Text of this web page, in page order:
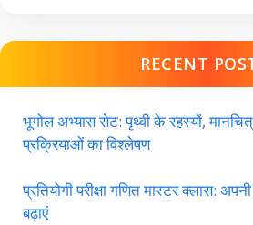
RECENT
भूगोल अभ्यास सेट: पृथ्वी के रहस्यों,
प्रक्रियाओं का विश्लेषण
प्रतियोगी परीक्षा गणित मास्टर क्लास:
बढ़ाएं